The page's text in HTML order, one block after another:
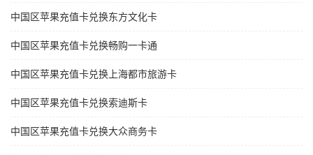
中国区苹果充值卡兑换东方文化卡
中国区苹果充值卡兑换畅购一卡通
中国区苹果充值卡兑换上海都市旅游卡
中国区苹果充值卡兑换索迪斯卡
中国区苹果充值卡兑换大众商务卡